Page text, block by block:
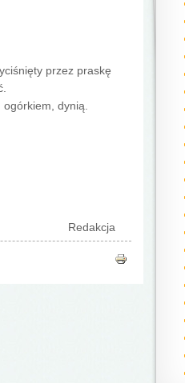
przez praskę
dynią.
Redakcja